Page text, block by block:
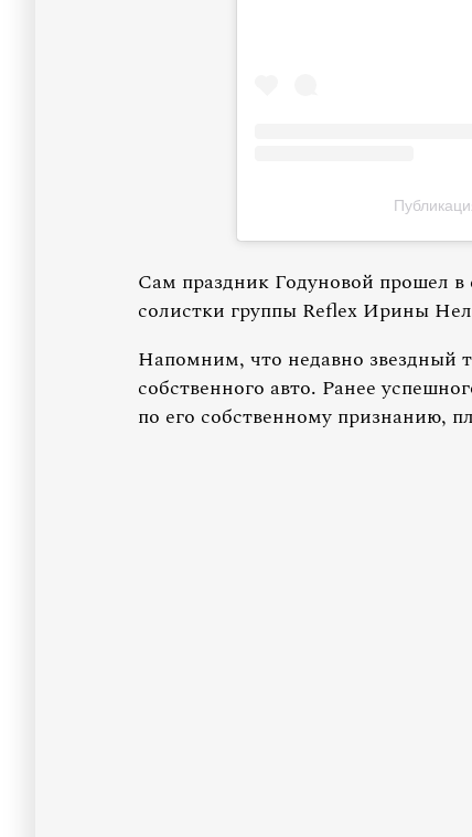
Сам праздник Годуновой прошел в
солистки группы Reflex Ирины
Напомним, что недавно
собственного авто. Ранее
по его собственному признанию,